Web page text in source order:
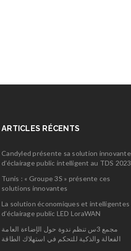
ARTICLES RÉCENTS
Candyled présente sa solution innovante
d’éclairage public intelligent au TDS 2023
Tunis : « Groupe 3S » présente ces
solutions innovantes
La solution économiques et intelligentes
d’éclairage public LED LoraWAN
مجمع 3س تنظم ندوة حول الإضاءة العامة
الفعالة والذكية للتحكم في استهلاك الطاقة